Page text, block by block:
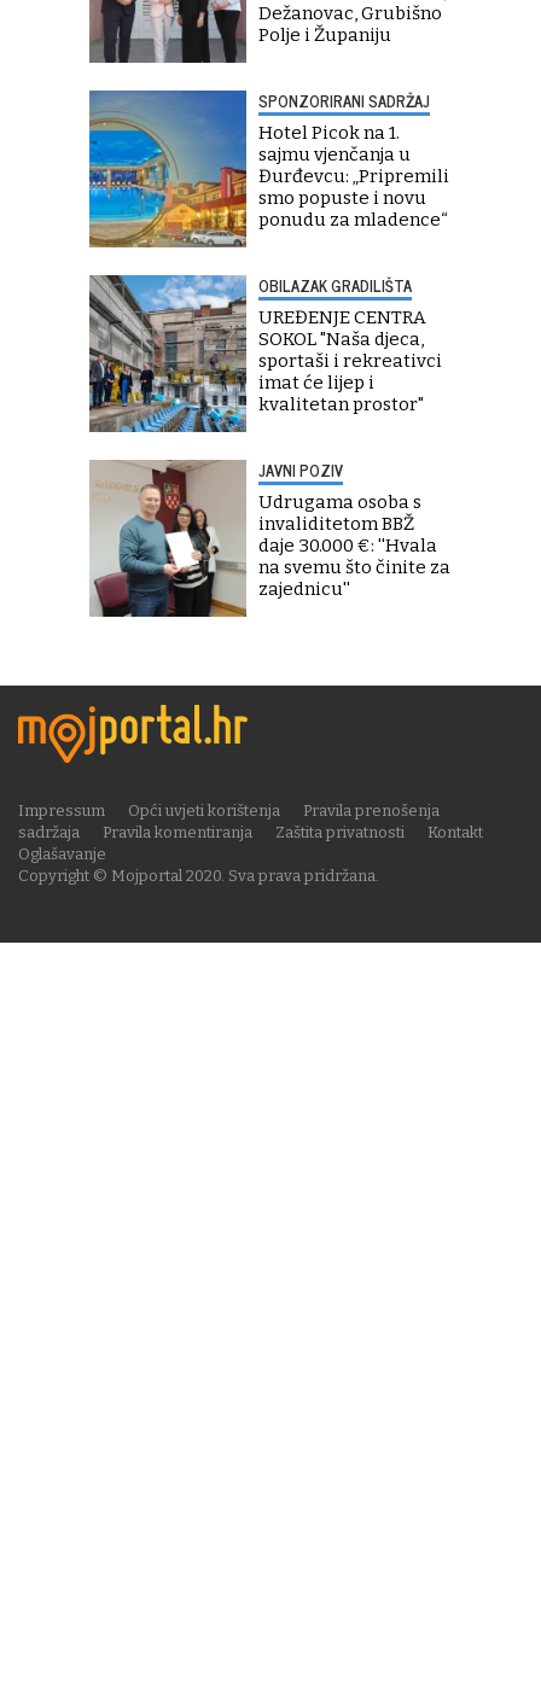
Dežanovac, Grubišno
Polje i Županiju
SPONZORIRANI SADRŽAJ
Hotel Picok na 1.
sajmu vjenčanja u
Đurđevcu: „Pripremili
smo popuste i novu
ponudu za mladence“
OBILAZAK GRADILIŠTA
UREĐENJE CENTRA
SOKOL "Naša djeca,
sportaši i rekreativci
imat će lijep i
kvalitetan prostor"
JAVNI POZIV
Udrugama osoba s
invaliditetom BBŽ
daje 30.000 €: ''Hvala
na svemu što činite za
zajednicu''
Copyright © Mojportal 2020. Sva prava pridržana.
Impressum Opći uvjeti korištenja
Pravila prenošenja
sadržaja
Pravila komentiranja Zaštita privatnosti
Kontakt
Oglašavanje